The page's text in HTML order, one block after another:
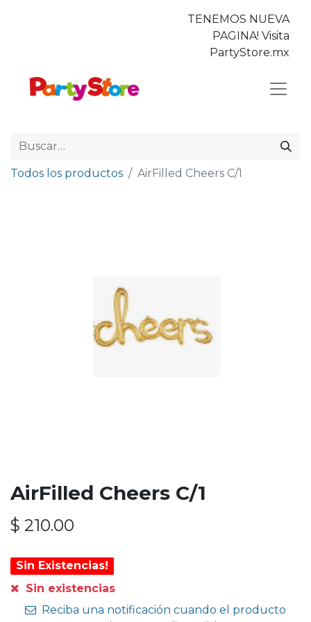
TENEMOS NUEVA
PAGINA! Visita
PartyStore.mx
Todos los productos AirFilled Cheers C/1
AirFilled Cheers C/1
$ 210.00
Sin Existencias!
Sin existencias
Reciba una notificación cuando el producto